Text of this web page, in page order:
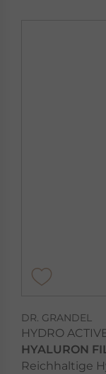
DR. GRANDEL
HYDRO
HYALURON
Reichhaltige